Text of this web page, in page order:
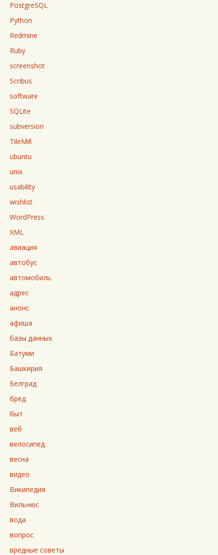
PostgreSQL
Python
Redmine
Ruby
screenshot
Scribus
software
SQLite
subversion
TileMill
ubuntu
unix
usability
wishlist
WordPress
XML
авиация
автобус
автомобиль
адрес
анонс
афиша
базы данных
Батуми
Башкирия
Белград
бред
быт
веб
велосипед
весна
видео
Википедия
Вильнюс
вода
вопрос
вредные советы